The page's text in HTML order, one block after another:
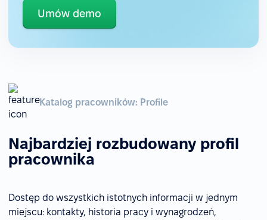
Umów demo
Katalog pracowników: Profile
Najbardziej rozbudowany profil
pracownika
Dostęp do wszystkich istotnych informacji w jednym
miejscu: kontakty, historia pracy i wynagrodzeń,